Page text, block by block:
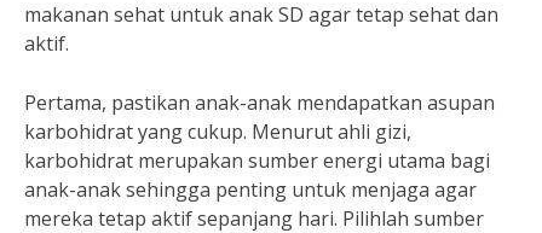
makanan sehat untuk anak SD agar tetap sehat dan
aktif.
Pertama, pastikan anak-anak mendapatkan asupan
karbohidrat yang cukup. Menurut ahli gizi,
karbohidrat merupakan sumber energi utama bagi
anak-anak sehingga penting untuk menjaga agar
mereka tetap aktif sepanjang hari. Pilihlah sumber